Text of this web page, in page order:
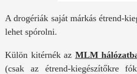
A drogériák saját márkás étrend-
lehet spórolni.
Külön kitérnék az MLM
(csak az étrend-kiegészítőkre